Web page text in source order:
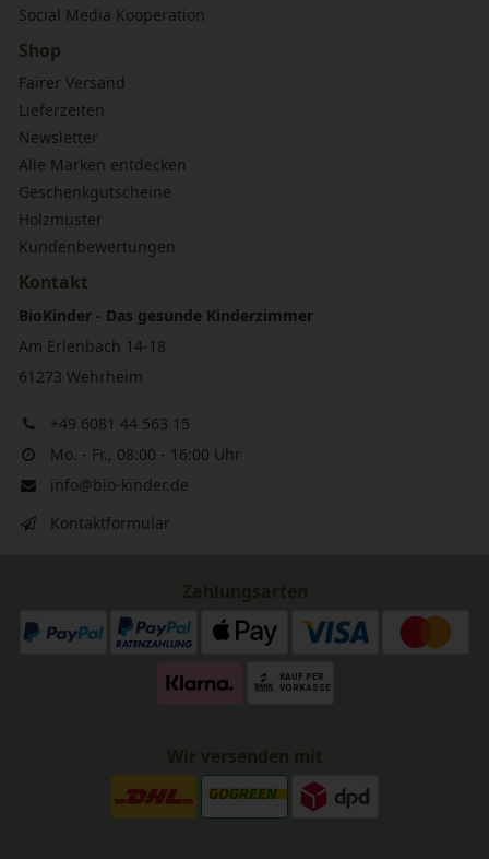
Social Media Kooperation
Shop
Fairer Versand
Lieferzeiten
Newsletter
Alle Marken entdecken
Geschenkgutscheine
Holzmuster
Kundenbewertungen
Kontakt
BioKinder - Das gesunde Kinderzimmer
Am Erlenbach 14-18
61273 Wehrheim
+49 6081 44 563 15
Mo. - Fr., 08:00 - 16:00 Uhr
info@bio-kinder.de
Kontaktformular
Zahlungsarten
Wir versenden mit